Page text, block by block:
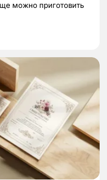
можно приготовить